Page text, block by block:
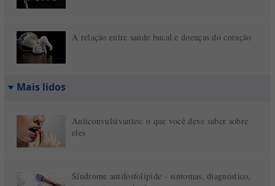
A relação entre saúde bucal e doenças do coração
Mais lidos
Anticonvulsivantes: o que você deve saber sobre
eles
Síndrome antifosfolípide - sintomas, diagnóstico,